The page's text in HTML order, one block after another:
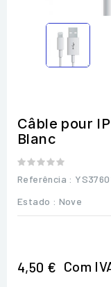
Câble pour
Blanc
Referência :
Estado : Nove
4,50 € Com